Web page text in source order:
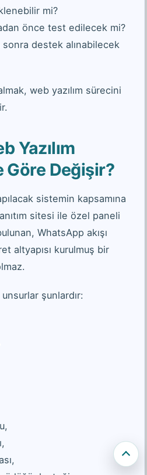
mi?
önce test edilecek mi?
destek alınabilecek
web yazılım sürecini
Yazılım
Göre Değişir?
sistemin kapsamına
sitesi ile özel paneli
WhatsApp akışı
altyapısı kurulmuş bir
şunlardır: